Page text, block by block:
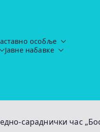
особље
Јавне набавке
сараднички час